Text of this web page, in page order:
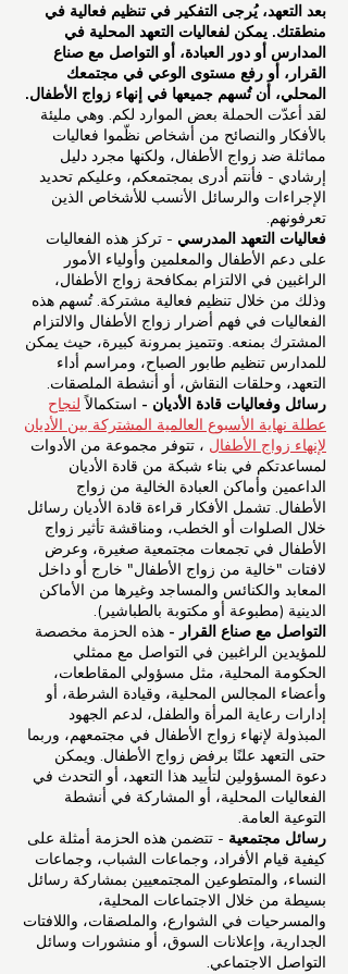
بعد التعهد، يُرجى التفكير في تنظيم فعالية في
منطقتك. يمكن لفعاليات التعهد المحلية في
المدارس أو دور العبادة، أو التواصل مع صناع
القرار، أو رفع مستوى الوعي في مجتمعك
المحلي، أن تُسهم جميعها في إنهاء زواج الأطفال.
لقد أعدّت الحملة بعض الموارد لكم. وهي مليئة
بالأفكار والنصائح من أشخاص نظّموا فعاليات
مماثلة ضد زواج الأطفال، ولكنها مجرد دليل
إرشادي - فأنتم أدرى بمجتمعكم، وعليكم تحديد
الإجراءات والرسائل الأنسب للأشخاص الذين
تعرفونهم.
فعاليات التعهد المدرسي - تركز هذه الفعاليات
على دعم الأطفال والمعلمين وأولياء الأمور
الراغبين في الالتزام بمكافحة زواج الأطفال،
وذلك من خلال تنظيم فعالية مشتركة. تُسهم هذه
الفعاليات في فهم أضرار زواج الأطفال والالتزام
المشترك بمنعه. وتتميز بمرونة كبيرة، حيث يمكن
للمدارس تنظيم طابور الصباح، ومراسم أداء
التعهد، وحلقات النقاش، أو أنشطة الملصقات.
رسائل وفعاليات قادة الأديان - استكمالاً لنجاح
عطلة نهاية الأسبوع العالمية المشتركة بين الأديان
لإنهاء زواج الأطفال ، تتوفر مجموعة من الأدوات
لمساعدتكم في بناء شبكة من قادة الأديان
الداعمين وأماكن العبادة الخالية من زواج
الأطفال. تشمل الأفكار قراءة قادة الأديان رسائل
خلال الصلوات أو الخطب، ومناقشة تأثير زواج
الأطفال في تجمعات مجتمعية صغيرة، وعرض
لافتات "خالية من زواج الأطفال" خارج أو داخل
المعابد والكنائس والمساجد وغيرها من الأماكن
الدينية (مطبوعة أو مكتوبة بالطباشير).
التواصل مع صناع القرار - هذه الحزمة مخصصة
للمؤيدين الراغبين في التواصل مع ممثلي
الحكومة المحلية، مثل مسؤولي المقاطعات،
وأعضاء المجالس المحلية، وقيادة الشرطة، أو
إدارات رعاية المرأة والطفل، لدعم الجهود
المبذولة لإنهاء زواج الأطفال في مجتمعهم، وربما
حتى التعهد علنًا برفض زواج الأطفال. ويمكن
دعوة المسؤولين لتأييد هذا التعهد، أو التحدث في
الفعاليات المحلية، أو المشاركة في أنشطة
التوعية العامة.
رسائل مجتمعية - تتضمن هذه الحزمة أمثلة على
كيفية قيام الأفراد، وجماعات الشباب، وجماعات
النساء، والمتطوعين المجتمعيين بمشاركة رسائل
بسيطة من خلال الاجتماعات المحلية،
والمسرحيات في الشوارع، والملصقات، واللافتات
الجدارية، وإعلانات السوق، أو منشورات وسائل
التواصل الاجتماعي.